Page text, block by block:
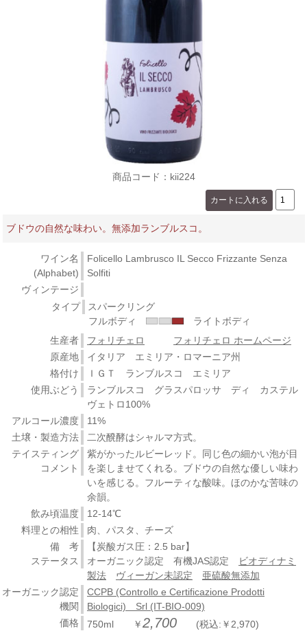
商品コード：kii224
ブドウの自然な味わい。無添加ランブルスコ。
ワイン名
(Alphabet)
Folicello Lambrusco IL Secco Frizzante Senza
Solfiti
ヴィンテージ
タイプ
スパークリング
フルボディ
ライトボディ
生産者
フォリチェロ
フォリチェロ ホームページ
原産地
イタリア エミリア・ロマーニア州
格付け
ＩＧＴ ランブルスコ エミリア
使用ぶどう
ランブルスコ グラスパロッサ ディ カステル
ヴェトロ100%
アルコール濃度
11%
土壌・製造方法
二次醗酵はシャルマ方式。
テイスティング
コメント
紫がかったルビーレッド。同じ色の細かい泡が目
を楽しませてくれる。ブドウの自然な優しい味わ
いを感じる。フルーティな酸味。ほのかな苦味の
余韻。
飲み頃温度
12-14℃
料理との相性
肉、パスタ、チーズ
備 考
【炭酸ガス圧：2.5 bar】
ステータス
オーガニック認定 有機JAS認定
ビオディナミ
製法
ヴィーガン未認定
亜硫酸無添加
オーガニック認定
機関
CCPB (Controllo e Certificazione Prodotti
Biologici) Srl (IT-BIO-009)
価格
750ml ￥2,700 (税込:￥2,970)